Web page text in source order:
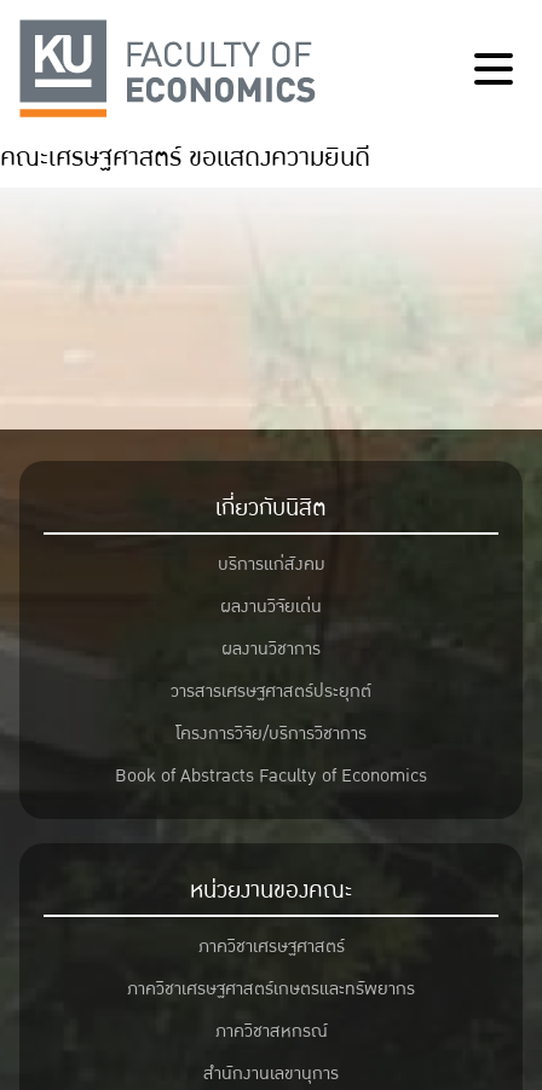
คณะเศรษฐศาสตร์ ขอแสดงความยินดี
เกี่ยวกับนิสิต
บริการแก่สังคม
ผลงานวิจัยเด่น
ผลงานวิชาการ
วารสารเศรษฐศาสตร์ประยุกต์
โครงการวิจัย/บริการวิชาการ
Book of Abstracts Faculty of Economics
หน่วยงานของคณะ
ภาควิชาเศรษฐศาสตร์
ภาควิชาเศรษฐศาสตร์เกษตรและทรัพยากร
ภาควิชาสหกรณ์
สำนักงานเลขานุการ